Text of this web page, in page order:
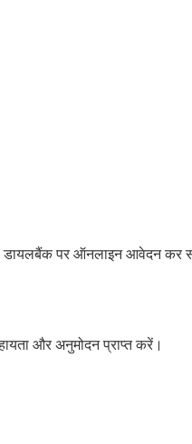
डायलबैंक पर ऑनलाइन आवेदन
और अनुमोदन प्राप्त करें।